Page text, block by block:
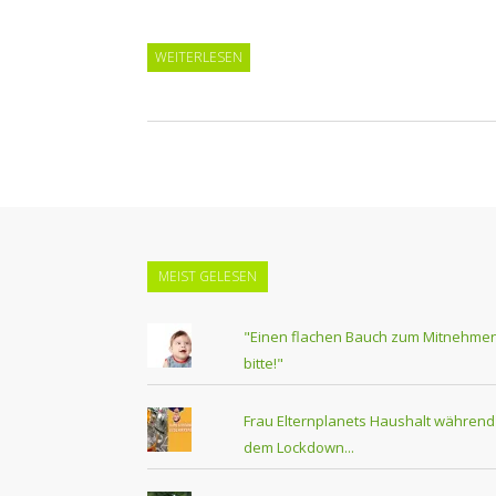
WEITERLESEN
MEIST GELESEN
"Einen flachen Bauch zum
bitte!"
Frau Elternplanets Haushalt während
dem Lockdown...